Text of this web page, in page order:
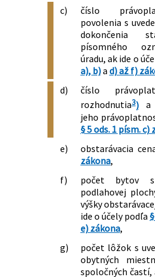
c)
číslo
povolenia s
dokončenia
písomného
úradu, ak ide o
a), b)a d) až f)
d)
číslo
rozhodnutia3)a
jeho
§ 5 ods. 1 písm. c)
e)
obstarávacia
zákona,
f)
počet bytov
podlahovej
výšky
ide o účely podľa
e) zákona,
g)
počet lôžok s
obytných
spoločných častí,